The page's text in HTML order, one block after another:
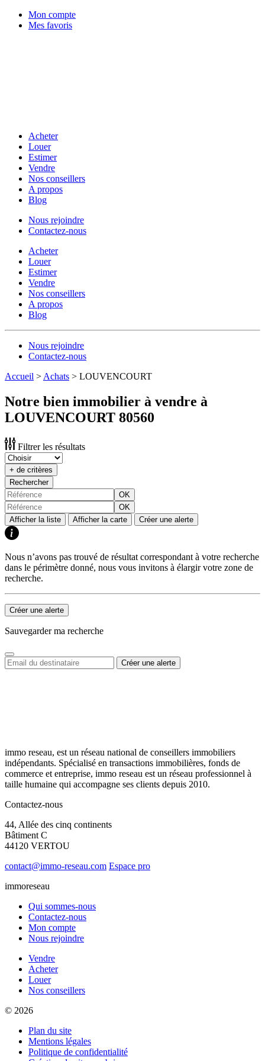
Mon compte
Mes favoris
Acheter
Louer
Estimer
Vendre
Nos conseillers
A propos
Blog
Nous rejoindre
Contactez-nous
Acheter
Louer
Estimer
Vendre
Nos conseillers
A propos
Blog
Nous rejoindre
Contactez-nous
Accueil > Achats > LOUVENCOURT
Notre bien immobilier à vendre à
LOUVENCOURT 80560
Filtrer les résultats
+ de critères
Rechercher
OK
OK
Afficher la liste
Afficher la carte Créer une alerte
Nous n’avons pas trouvé de résultat correspondant à votre recherche
dans le périmètre donné, nous vous invitons à élargir votre zone de
recherche.
Créer une alerte
Sauvegarder ma recherche
immo reseau, est un réseau national de conseillers immobiliers
indépendants. Spécialisé en transactions immobilières, fonds de
commerce et entreprise, immo reseau est un réseau professionnel à
taille humaine qui accompagne ses clients depuis 2010.
Contactez-nous
44, Allée des cinq continents
Bâtiment C
44120 VERTOU
contact@immo-reseau.com Espace pro
immoreseau
Qui sommes-nous
Contactez-nous
Mon compte
Nous rejoindre
Vendre
Acheter
Louer
Nos conseillers
© 2026
Plan du site
Mentions légales
Politique de confidentialité